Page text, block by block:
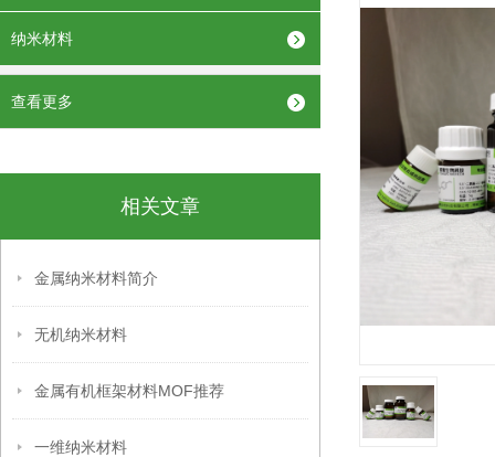
纳米材料
查看更多
相关文章
金属纳米材料简介
无机纳米材料
金属有机框架材料MOF推荐
一维纳米材料